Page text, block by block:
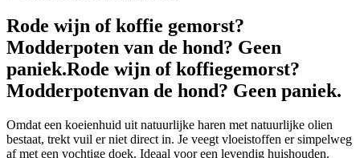
Rode wijn of koffie gemorst?
Modderpoten van de hond? Geen
paniek.Rode wijn of koffiegemorst?
Modderpotenvan de hond? Geen paniek.
Omdat een koeienhuid uit natuurlijke haren met natuurlijke olien
bestaat, trekt vuil er niet direct in. Je veegt vloeistoffen er simpelweg
af met een vochtige doek. Ideaal voor een levendig huishouden.